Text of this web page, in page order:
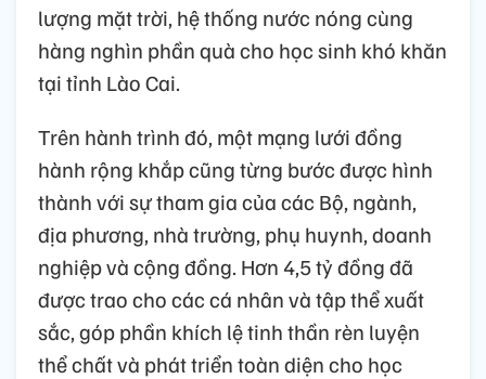
lượng mặt trời, hệ thống nước nóng cùng
hàng nghìn phần quà cho học sinh khó khăn
tại tỉnh Lào Cai.
Trên hành trình đó, một mạng lưới đồng
hành rộng khắp cũng từng bước được hình
thành với sự tham gia của các Bộ, ngành,
địa phương, nhà trường, phụ huynh, doanh
nghiệp và cộng đồng. Hơn 4,5 tỷ đồng đã
được trao cho các cá nhân và tập thể xuất
sắc, góp phần khích lệ tinh thần rèn luyện
thể chất và phát triển toàn diện cho học